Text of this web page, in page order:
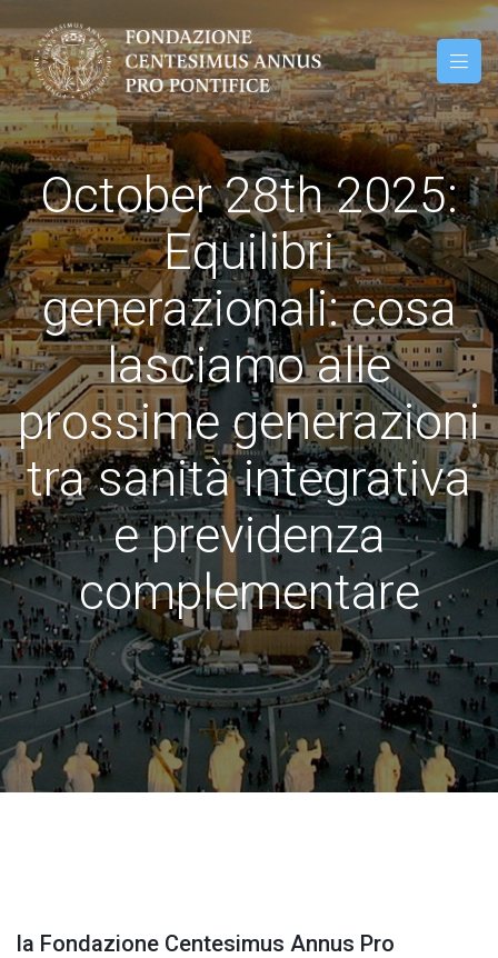
October 28th 2025:
Equilibri
generazionali: cosa
lasciamo alle
prossime generazioni
tra sanità integrativa
e previdenza
complementare
la Fondazione Centesimus Annus Pro